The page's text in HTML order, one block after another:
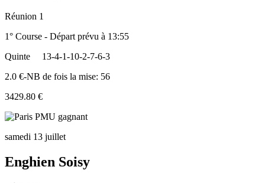
Réunion 1
1° Course - Départ prévu à 13:55
Quinte
13-4-1-10-2-7-6-3
2.0 €-NB de fois la mise: 56
3429.80 €
samedi 13 juillet
Enghien Soisy